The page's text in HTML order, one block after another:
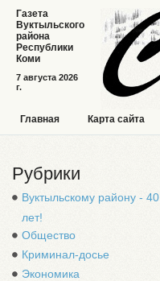
7 августа 2026
г.
Газета
Вуктыльского
района
Республики
Коми
Главная Карта сайта
Рубрики
Вуктыльскому району - 40
лет!
Общество
Криминал-досье
Экономика